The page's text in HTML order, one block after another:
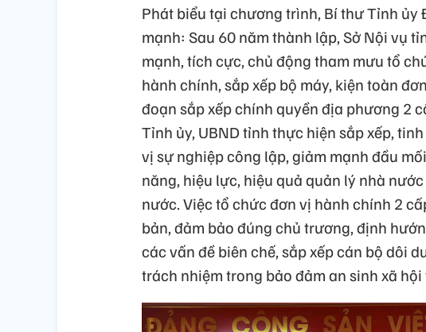
Phát biểu tại chương trình, Bí thư Tỉnh ủy
mạnh: Sau 60 năm thành lập, Sở Nội vụ
mạnh, tích cực, chủ động tham mưu tổ
hành chính, sắp xếp bộ máy, kiện toàn
đoạn sắp xếp chính quyền địa phương 2
Tỉnh ủy, UBND tỉnh thực hiện sắp xếp,
vị sự nghiệp công lập, giảm mạnh đầu
năng, hiệu lực, hiệu quả quản lý nhà
nước. Việc tổ chức đơn vị hành chính 2
bản, đảm bảo đúng chủ trương, định
các vấn đề biên chế, sắp xếp cán bộ dôi
trách nhiệm trong bảo đảm an sinh xã hội